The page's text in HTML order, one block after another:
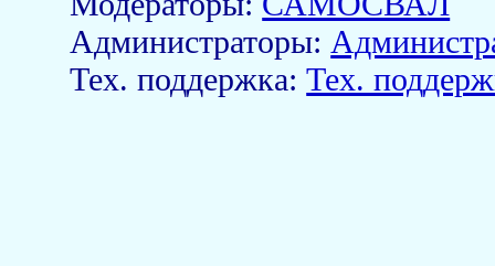
Aдминистраторы:
Тех. поддержка:Тех.